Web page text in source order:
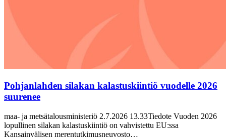
Pohjanlahden silakan kalastuskiintiö vuodelle 2026
suurenee
maa- ja metsätalousministeriö 2.7.2026 13.33Tiedote Vuoden 2026
lopullinen silakan kalastuskiintiö on vahvistettu EU:ssa
Kansainvälisen merentutkimusneuvosto…